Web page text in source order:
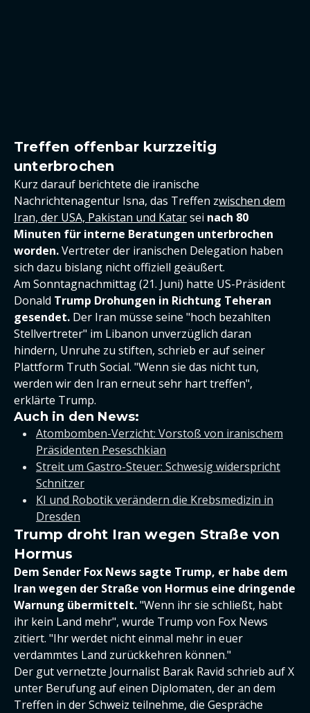
Treffen offenbar kurzzeitig
unterbrochen
Kurz darauf berichtete die iranische
Nachrichtenagentur Isna, das Treffen zwischen dem
Iran, der USA, Pakistan und Katarsei nach 80
Minuten für interne Beratungen unterbrochen
worden.Vertreter der iranischen Delegation haben
sich dazu bislang nicht offiziell geäußert.
Am Sonntagnachmittag (21. Juni) hatte US-Präsident
Donald Trump Drohungen in Richtung Teheran
gesendet. Der Iran müsse seine "hoch bezahlten
Stellvertreter" im Libanon unverzüglich daran
hindern, Unruhe zu stiften, schrieb er auf seiner
Plattform Truth Social. "Wenn sie das nicht tun,
werden wir den Iran erneut sehr hart treffen",
erklärte Trump.
Auch in den News:
Atombomben-Verzicht: Vorstoß von iranischem
Präsidenten Peseschkian
Streit um Gastro-Steuer: Schwesig widerspricht
Schnitzer
KI und Robotik verändern die Krebsmedizin in
Dresden
Trump droht Iran wegen Straße von
Hormus
Dem Sender Fox News sagte Trump, er habe dem
Iran wegen der Straße von Hormus eine dringende
Warnung übermittelt."Wenn ihr sie schließt, habt
ihr kein Land mehr", wurde Trump von Fox News
zitiert. "Ihr werdet nicht einmal mehr in euer
verdammtes Land zurückkehren können."
Der gut vernetzte Journalist Barak Ravid schrieb auf X
unter Berufung auf einen Diplomaten, der an dem
Treffen in der Schweiz teilnehme, die Gespräche